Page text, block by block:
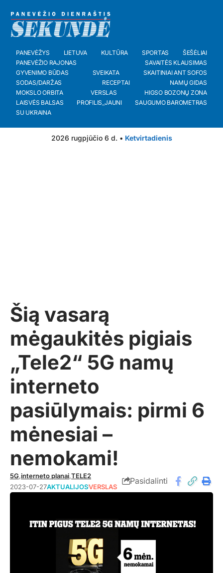
PANEVĖŽYS LIETUVA KULTŪRA SPORTAS
ŠEŠĖLIAI
PANEVĖŽIO RAJONAS
SAVAITĖS KLAUSIMAS
GYVENIMO BŪDAS
SVEIKATA
SKAITINIAI ANT SOFOS
SODAS/DARŽAS
RECEPTAI
NAMŲ GIDAS
MOKSLO ORBITA
VERSLAS
HIGSO BOZONŲ ZONA
LAISVĖS BALSAS
PROFILIS_JAUNI
SAUGUMO BAROMETRAS
SU UKRAINA
2026 rugpjūčio 6 d. • Ketvirtadienis
Šią vasarą
mėgaukitės pigiais
„Tele2“ 5G namų
interneto
pasiūlymais: pirmi 6
mėnesiai –
nemokami!
5G,interneto planai,TELE2
2023-07-27AKTUALIJOSVERSLAS
Pasidalinti